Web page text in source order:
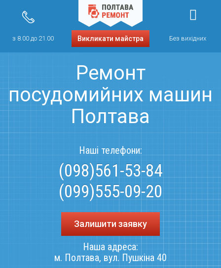
з 8.00 до 21.00 Викликати майстра Без вихідних
Ремонт
посудомийних машин
Полтава
Наші телефони:
(098)561-53-84
(099)555-09-20
Залишити заявку
Наша адреса:
м. Полтава, вул. Пушкіна 40